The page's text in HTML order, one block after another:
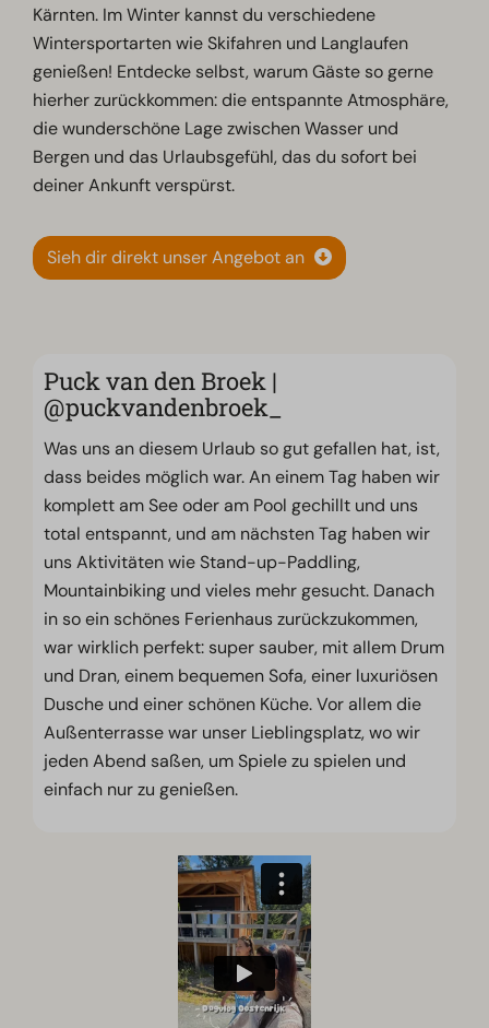
Kärnten. Im Winter kannst du verschiedene
Wintersportarten wie Skifahren und Langlaufen
genießen! Entdecke selbst, warum Gäste so gerne
hierher zurückkommen: die entspannte Atmosphäre,
die wunderschöne Lage zwischen Wasser und
Bergen und das Urlaubsgefühl, das du sofort bei
deiner Ankunft verspürst.
Sieh dir direkt unser Angebot an
Puck van den Broek |
@puckvandenbroek_
Was uns an diesem Urlaub so gut gefallen hat, ist,
dass beides möglich war. An einem Tag haben wir
komplett am See oder am Pool gechillt und uns
total entspannt, und am nächsten Tag haben wir
uns Aktivitäten wie Stand-up-Paddling,
Mountainbiking und vieles mehr gesucht. Danach
in so ein schönes Ferienhaus zurückzukommen,
war wirklich perfekt: super sauber, mit allem Drum
und Dran, einem bequemen Sofa, einer luxuriösen
Dusche und einer schönen Küche. Vor allem die
Außenterrasse war unser Lieblingsplatz, wo wir
jeden Abend saßen, um Spiele zu spielen und
einfach nur zu genießen.